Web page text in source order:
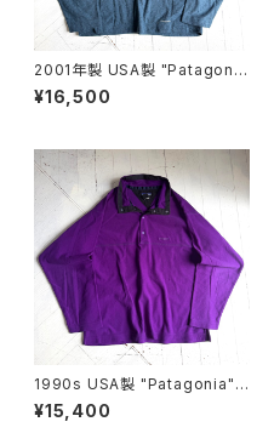
2001年製 USA製 "Patagoni
a" rincon foodie
¥16,500
1990s USA製 "Patagonia"
MICRO D-LUXE pullover
¥15,400